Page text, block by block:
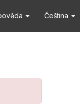
Čeština